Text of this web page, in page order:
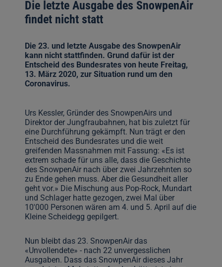
Die letzte Ausgabe des SnowpenAir
findet nicht statt
Die 23. und letzte Ausgabe des SnowpenAir
kann nicht stattfinden. Grund dafür ist der
Entscheid des Bundesrates von heute Freitag,
13. März 2020, zur Situation rund um den
Coronavirus.
Urs Kessler, Gründer des SnowpenAirs und
Direktor der Jungfraubahnen, hat bis zuletzt für
eine Durchführung gekämpft. Nun trägt er den
Entscheid des Bundesrates und die weit
greifenden Massnahmen mit Fassung: «Es ist
extrem schade für uns alle, dass die Geschichte
des SnowpenAir nach über zwei Jahrzehnten so
zu Ende gehen muss. Aber die Gesundheit aller
geht vor.» Die Mischung aus Pop-Rock, Mundart
und Schlager hatte gezogen, zwei Mal über
10'000 Personen wären am 4. und 5. April auf die
Kleine Scheidegg gepilgert.
Nun bleibt das 23. SnowpenAir das
«Unvollendete» - nach 22 unvergesslichen
Ausgaben. Dass das SnowpenAir dieses Jahr